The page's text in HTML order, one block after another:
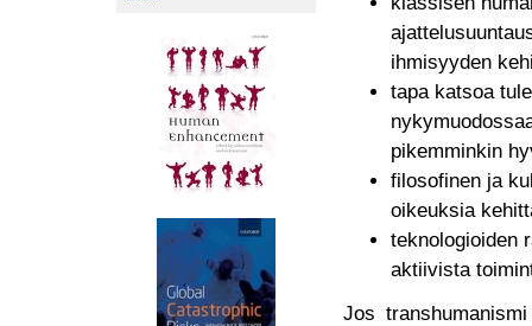
ihmisyyden
tapa katsoa
pikemminkin
filosofinen ja
oikeuksia
teknologioiden
aktiivista
Jos